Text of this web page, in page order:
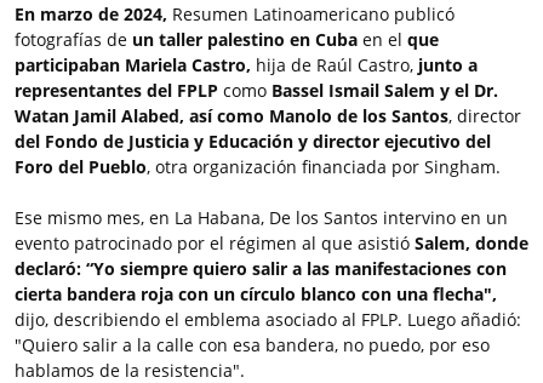
En marzo de 2024, Resumen Latinoamericano publicó
fotografías de un taller palestino en Cuba en el que
participaban Mariela Castro, hija de Raúl Castro, junto a
representantes del FPLP como Bassel Ismail Salem y el Dr.
Watan Jamil Alabed, así como Manolo de los Santos, director
del Fondo de Justicia y Educación y director ejecutivo del
Foro del Pueblo, otra organización financiada por Singham.
Ese mismo mes, en La Habana, De los Santos intervino en un
evento patrocinado por el régimen al que asistió Salem, donde
declaró: “Yo siempre quiero salir a las manifestaciones con
cierta bandera roja con un círculo blanco con una flecha",
dijo, describiendo el emblema asociado al FPLP. Luego añadió:
"Quiero salir a la calle con esa bandera, no puedo, por eso
hablamos de la resistencia".